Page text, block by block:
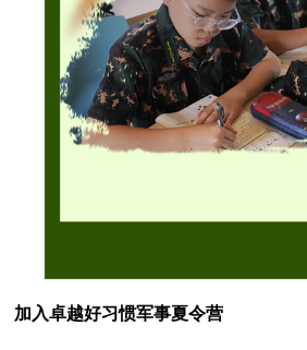
加入卓越好习惯军事夏令营